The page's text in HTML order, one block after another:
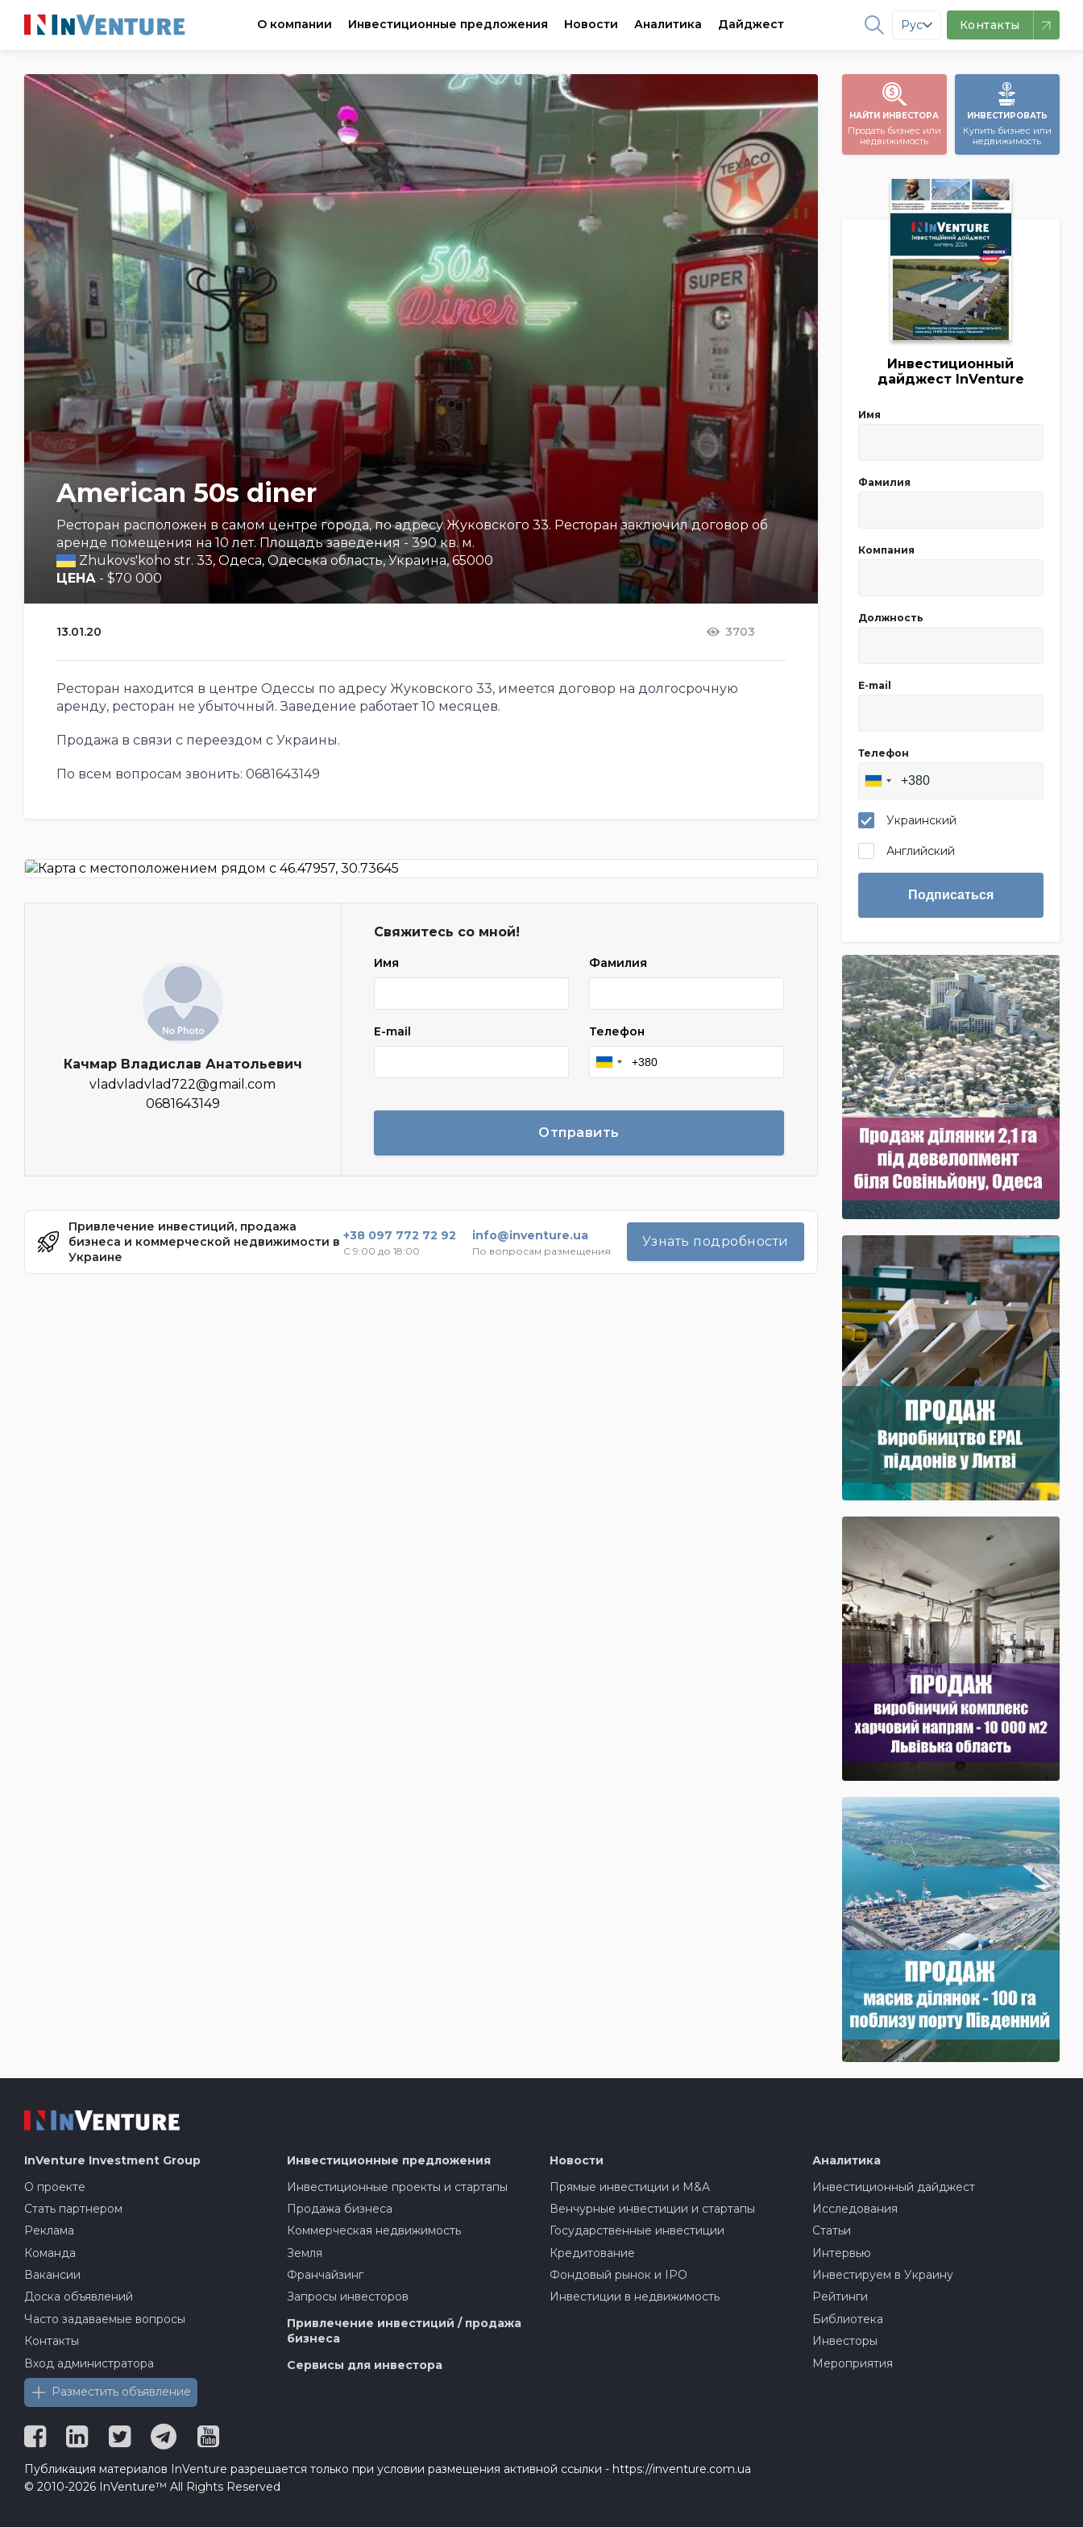
О компании Инвестиционные предложения Новости Аналитика Дайджест Рус Контакты
American 50s diner
Ресторан расположен в самом центре города, по адресу Жуковского 33. Ресторан заключил договор об
аренде помещения на 10 лет. Площадь заведения - 390 кв. м.
Zhukovs'koho str. 33, Одеса, Одеська область, Украина, 65000
ЦЕНА - $70 000
13.01.20 3703
Ресторан находится в центре Одессы по адресу Жуковского 33, имеется договор на долгосрочную
аренду, ресторан не убыточный. Заведение работает 10 месяцев.
Продажа в связи с переездом с Украины.
По всем вопросам звонить: 0681643149
Качмар Владислав Анатольевич
vladvladvlad722@gmail.com
0681643149
Свяжитесь со мной!
Имя Фамилия
E-mail Телефон
Отправить
Привлечение инвестиций, продажа
бизнеса и коммерческой недвижимости в
Украине
+38 097 772 72 92
С 9:00 до 18:00
info@inventure.ua
По вопросам размещения
Узнать подробности
НАЙТИ ИНВЕСТОРА
Продать бизнес или
недвижимость
ИНВЕСТИРОВАТЬ
Купить бизнес или
недвижимость
Инвестиционный
дайджест InVenture
Имя
Фамилия
Компания
Должность
E-mail
Телефон
Украинский
Английский
Подписаться
InVenture Investment Group
О проекте
Стать партнером
Реклама
Команда
Вакансии
Доска объявлений
Часто задаваемые вопросы
Контакты
Вход администратора
Разместить объявление
Инвестиционные предложения
Инвестиционные проекты и стартапы
Продажа бизнеса
Коммерческая недвижимость
Земля
Франчайзинг
Запросы инвесторов
Привлечение инвестиций / продажа
бизнеса
Сервисы для инвестора
Новости
Прямые инвестиции и M&A
Венчурные инвестиции и стартапы
Государственные инвестиции
Кредитование
Фондовый рынок и IPO
Инвестиции в недвижимость
Аналитика
Инвестиционный дайджест
Исследования
Статьи
Интервью
Инвестируем в Украину
Рейтинги
Библиотека
Инвесторы
Мероприятия
Публикация материалов InVenture разрешается только при условии размещения активной ссылки - https://inventure.com.ua
© 2010-2026 InVenture™ All Rights Reserved